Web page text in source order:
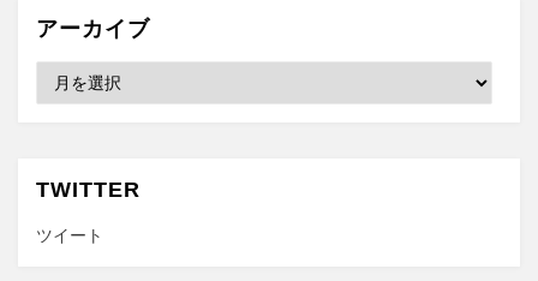
アーカイブ
ブ
TWITTER
ツイート